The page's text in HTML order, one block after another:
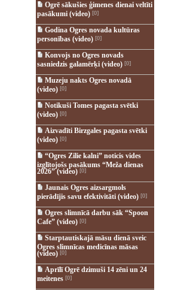
Ogrē sākušies ģimenes dienai veltīti
pasākumi (video)[0]
Godina Ogres novada kultūras
personības (video)[0]
Konvojs no Ogres novads
sasniedzis galamērķi (video)[0]
Muzeju nakts Ogres novadā
(video)[0]
Notikuši Tomes pagasta svētki
(video)[0]
Aizvadīti Birzgales pagasta svētki
(video)[0]
“Ogres Zilie kalni” noticis vides
izglītojošs pasākums “Meža dienas
2026” (video)[0]
Jaunais Ogres aizsargmols
pierādījis savu efektivitāti (video)[0]
Ogres slimnīcā darbu sāk “Spoon
Cafe” (video)[0]
Starptautiskajā māsu dienā sveic
Ogres slimnīcas medicīnas māsas
(video)[0]
Aprīlī Ogrē dzimuši 14 zēni un 24
meitenes [0]